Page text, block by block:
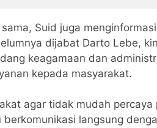
Suid juga
dijabat Darto Lebe,
keagamaan dan
kepada masyarakat.
agar tidak mudah
langsung